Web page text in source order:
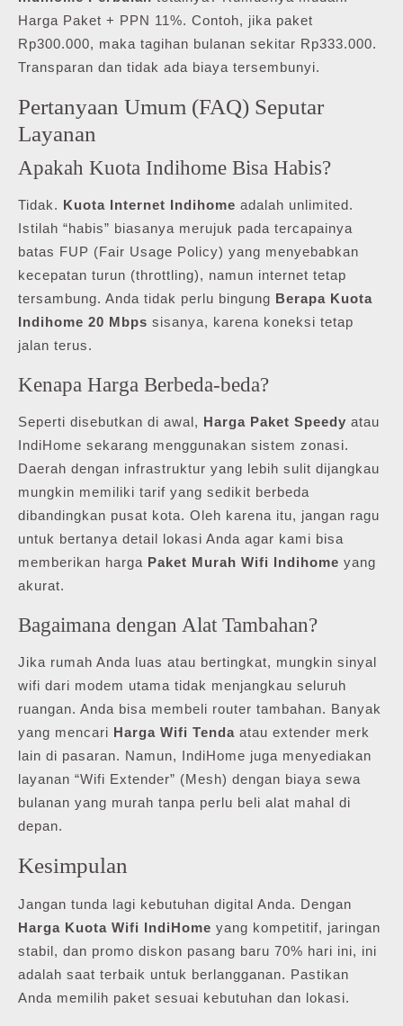
Harga Paket + PPN 11%. Contoh, jika paket
Rp300.000, maka tagihan bulanan sekitar Rp333.000.
Transparan dan tidak ada biaya tersembunyi.
Pertanyaan Umum (FAQ) Seputar
Layanan
Apakah Kuota Indihome Bisa Habis?
Tidak. Kuota Internet Indihome adalah unlimited.
Istilah “habis” biasanya merujuk pada tercapainya
batas FUP (Fair Usage Policy) yang menyebabkan
kecepatan turun (throttling), namun internet tetap
tersambung. Anda tidak perlu bingung Berapa Kuota
Indihome 20 Mbps sisanya, karena koneksi tetap
jalan terus.
Kenapa Harga Berbeda-beda?
Seperti disebutkan di awal, Harga Paket Speedy atau
IndiHome sekarang menggunakan sistem zonasi.
Daerah dengan infrastruktur yang lebih sulit dijangkau
mungkin memiliki tarif yang sedikit berbeda
dibandingkan pusat kota. Oleh karena itu, jangan ragu
untuk bertanya detail lokasi Anda agar kami bisa
memberikan harga Paket Murah Wifi Indihome yang
akurat.
Bagaimana dengan Alat Tambahan?
Jika rumah Anda luas atau bertingkat, mungkin sinyal
wifi dari modem utama tidak menjangkau seluruh
ruangan. Anda bisa membeli router tambahan. Banyak
yang mencari Harga Wifi Tenda atau extender merk
lain di pasaran. Namun, IndiHome juga menyediakan
layanan “Wifi Extender” (Mesh) dengan biaya sewa
bulanan yang murah tanpa perlu beli alat mahal di
depan.
Kesimpulan
Jangan tunda lagi kebutuhan digital Anda. Dengan
Harga Kuota Wifi IndiHome yang kompetitif, jaringan
stabil, dan promo diskon pasang baru 70% hari ini, ini
adalah saat terbaik untuk berlangganan. Pastikan
Anda memilih paket sesuai kebutuhan dan lokasi.